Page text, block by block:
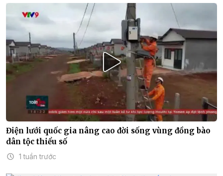
Điện lưới quốc gia nâng cao đời sống vùng đồng bào
dân tộc thiểu số
1 tuần trước